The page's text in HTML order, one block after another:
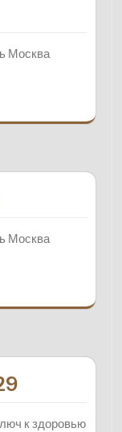
Москва
Москва
к здоровью